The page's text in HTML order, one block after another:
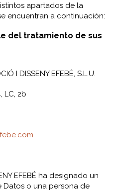
apartados de la
encuentran a continuación:
del tratamiento de sus
I DISSENY EFEBÉ, S.L.U.
LC, 2b
EFEBÉ ha designado un
o una persona de